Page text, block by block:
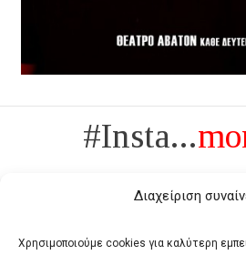
Διαχείριση
Χρησιμοποιούμε cookies για καλύτερη
#Insta...